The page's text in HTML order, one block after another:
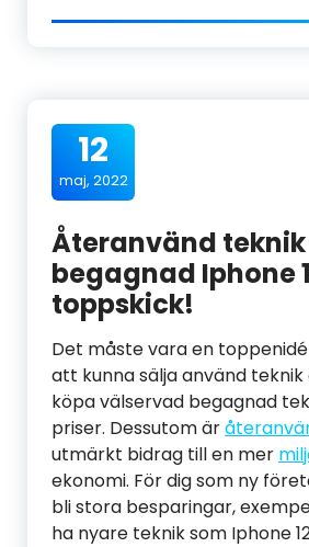
12
maj, 2022
Återanvänd
begagnad Iphone
toppskick!
Det måste vara en
att kunna sälja använd
köpa välservad begagnad
priser. Dessutom är
utmärkt bidrag till en mer
ekonomi. För dig som ny
bli stora besparingar,
ha nyare teknik som Iphone